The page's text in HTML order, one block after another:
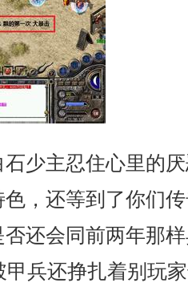
石少主忍住心里的
，还等到了你们
还会同前两年那
甲兵还挣扎着别玩